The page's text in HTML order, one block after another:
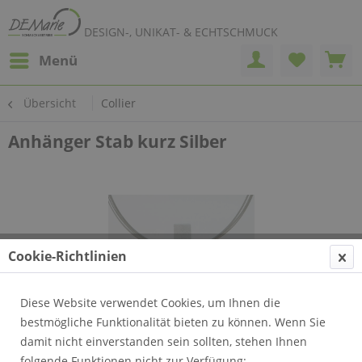
DESIGN-, UNIKAT- & ECHTSCHMUCK
Menü
Übersicht Collier
Anhänger Stab kurz Silber
Cookie-Richtlinien
Diese Website verwendet Cookies, um Ihnen die
bestmögliche Funktionalität bieten zu können. Wenn Sie
damit nicht einverstanden sein sollten, stehen Ihnen